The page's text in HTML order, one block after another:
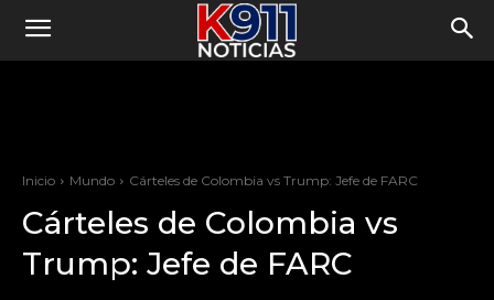
Inicio Mundo Cárteles de Colombia vs Trump: Jefe de FARC
Cárteles de Colombia vs
Trump: Jefe de FARC